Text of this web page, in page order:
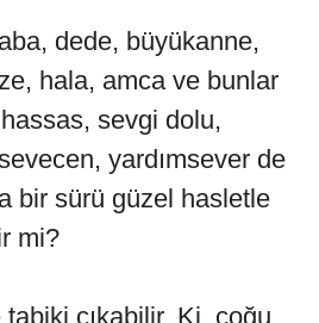
dede, büyükanne,
hala, amca ve bunlar
sevgi dolu,
yardımsever de
bir sürü güzel hasletle
mi?
çıkabilir. Ki, çoğu